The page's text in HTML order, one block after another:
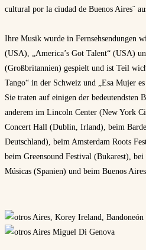
cultural por la ciudad de Buenos Aires¨
Ihre Musik wurde in Fernsehsendungen
(USA), „America’s Got Talent“ (USA)
(Großbritannien) gespielt und ist Teil
Tango“ in der Schweiz und „Esa Mujer
Sie traten auf einigen der bedeutendsten
anderem im Lincoln Center (New York
Concert Hall (Dublin, Irland), beim
Deutschland), beim Amsterdam Roots
beim Greensound Festival (Bukarest),
Músicas (Spanien) und beim Buenos